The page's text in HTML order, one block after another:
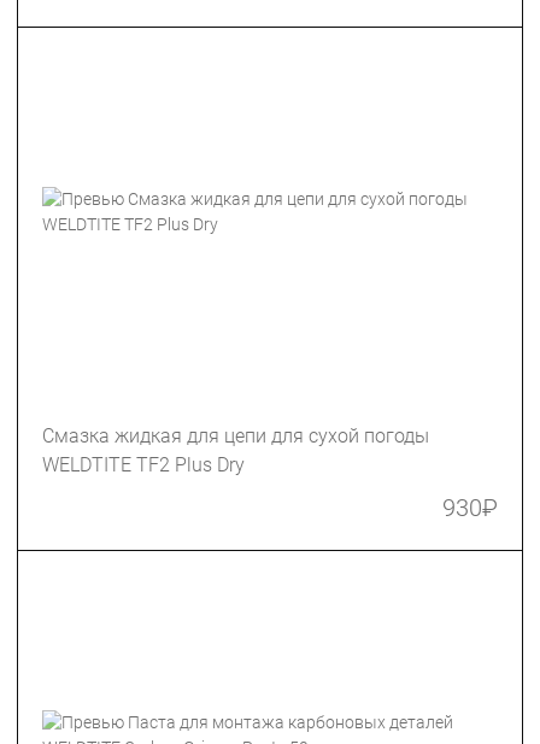
Смазка жидкая для цепи для сухой погоды
WELDTITE TF2 Plus Dry
930₽